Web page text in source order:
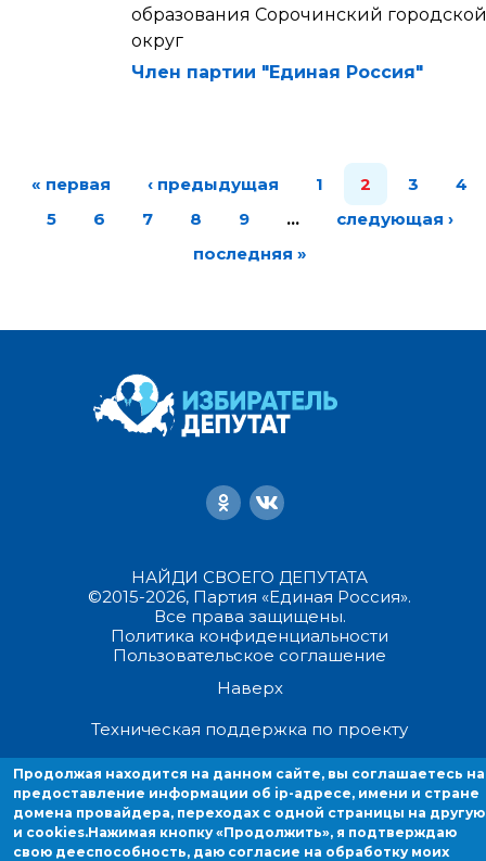
образования Сорочинский городской
округ
Член партии "Единая Россия"
« первая ‹ предыдущая 1 2 3
4
5
6 7 8 9 …
следующая ›
последняя »
НАЙДИ СВОЕГО ДЕПУТАТА
©2015-2026, Партия «Единая Россия».
Все права защищены.
Политика конфиденциальности
Пользовательское соглашение
Наверх
Техническая поддержка по проекту
Продолжая находиться на данном сайте, вы соглашаетесь на
предоставление информации об ip-адресе, имени и стране домена
провайдера, переходах с одной страницы на другую и cookies.
Продолжая находится на данном сайте, вы соглашаетесь на
предоставление информации об ip-адресе, имени и стране
домена провайдера, переходах с одной страницы на другую
и cookies.Нажимая кнопку «Продолжить», я подтверждаю
свою дееспособность, даю согласие на обработку моих